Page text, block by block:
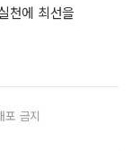
천에 최선을
포 금지